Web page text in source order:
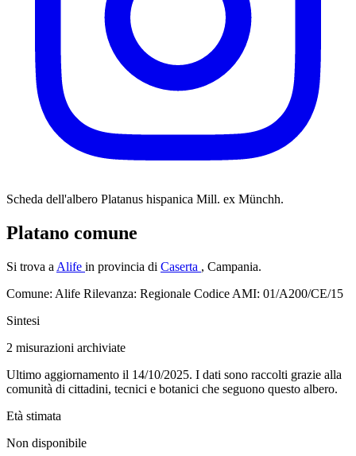
Scheda dell'albero Platanus hispanica Mill. ex Münchh.
Platano comune
Si trova a Alife in provincia di Caserta , Campania.
Comune: Alife Rilevanza: Regionale Codice AMI: 01/A200/CE/15
Sintesi
2 misurazioni archiviate
Ultimo aggiornamento il 14/10/2025. I dati sono raccolti grazie alla
comunità di cittadini, tecnici e botanici che seguono questo albero.
Età stimata
Non disponibile